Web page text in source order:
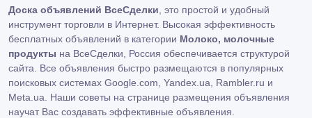
Доска объявлений ВсеСделки , это простой и удобный
инструмент торговли в Интернет. Высокая эффективность
бесплатных объявлений в категории Молоко, молочные
продукты на ВсеСделки, Россия обеспечивается структурой
сайта. Все объявления быстро размещаются в популярных
поисковых системах Google.com, Yandex.ua, Rambler.ru и
Meta.ua. Наши советы на странице размещения объявления
научат Вас создавать эффективные объявления.